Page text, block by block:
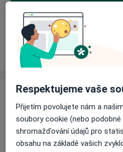
Ceník Adresy
Ceník
Informace o službách a
Tento specialista ještě
svých
Respektujeme vaše
Přijetím povolujete nám a
soubory cookie (nebo
shromažďování údajů pro
obsahu na základě vašich